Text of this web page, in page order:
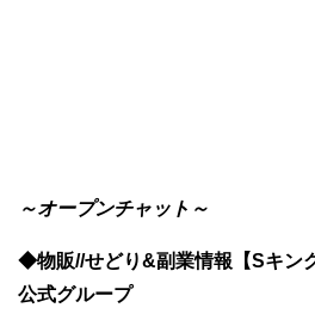
～オープンチャット～
◆物販//せどり&副業情報【Sキン
公式グループ